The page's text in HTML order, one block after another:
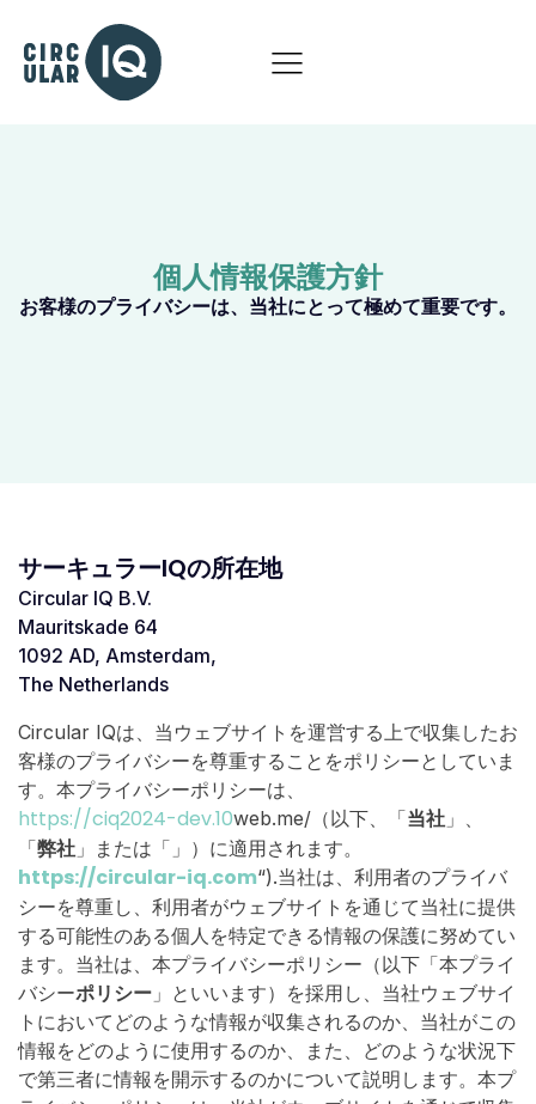
個人情報保護方針
お客様のプライバシーは、当社にとって極めて重要です。
サーキュラーIQの所在地
Circular IQ B.V.
Mauritskade 64
1092 AD, Amsterdam,
The Netherlands
Circular IQは、当ウェブサイトを運営する上で収集したお
客様のプライバシーを尊重することをポリシーとしていま
す。本プライバシーポリシーは、
https://ciq2024-dev.10web.me/（以下、「当社 」、
「弊社 」または「」）に適用されます。
https://circular-iq.com“).当社は、利用者のプライバ
シーを尊重し、利用者がウェブサイトを通じて当社に提供
する可能性のある個人を特定できる情報の保護に努めてい
ます。当社は、本プライバシーポリシー（以下「本プライ
バシーポリシー 」といいます）を採用し、当社ウェブサイ
トにおいてどのような情報が収集されるのか、当社がこの
情報をどのように使用するのか、また、どのような状況下
で第三者に情報を開示するのかについて説明します。本プ